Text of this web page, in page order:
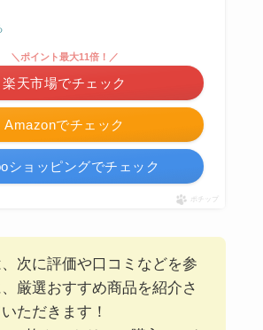
Amazonでチェック
＼ポイント最大11倍！／
楽天市場でチェック
ショッピングでチェック
ポチップ
次に評価や口コミなどを参
厳選おすすめ商品を紹介さ
ただきます！